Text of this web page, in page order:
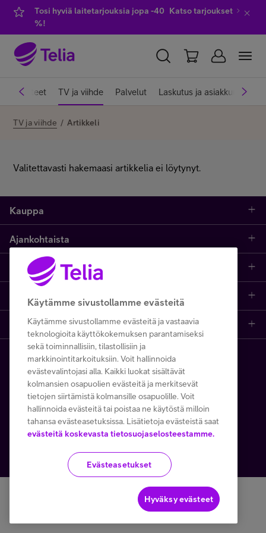
Tosi hyviä laitetarjouksia jopa -40
%!
Katso tarjoukset
YKSITYISILLE YRITYKSILLE WHOLESALE
Laitteet
TV ja viihde
Asiakastuki
Minun Telia
EN SV
Laitteet TV ja viihde Palvelut Laskutus ja asiakkuus
TV ja viihde / Artikkeli
Valitettavasti hakemaasi artikkelia ei löytynyt.
Kauppa
Puhelimet
Puhelinliittymät
Mobiililaajakaista
Kodin laajakaista
Prepaid-liittymät
TV ja viihde
MTV Katsomo
Kierrätysetu
Ajankohtaista
Tarjoukset
iPhone 17
Samsung S26
Viaplay
TV-ohjelmat
Suoratoistopalvelut
Asiakasedut
Asiakastuki netissä
Etsi apua ja ohjeita
Tilauksen peruuttaminen
Opi ja inspiroidu
Nopeustesti (speed test)
Hinnastot
Kaapeleiden sijaintitiedot
Ota yhteyttä
Asiakaspalvelun yhteystiedot
Asioi kirjautuneena
Etsi Telia Kauppa
Yhteystiedot yrityksille
Telia Finland
Telia yrityksenä
Medialle
Avoimet työpaikat
Turvaverkko
Copyright Telia Company 2026 Tietosuoja ja -turva
Käyttöehdot Evästeiden käyttö
Toimitusehdot ja palvelukuvaukset
Käytämme sivustollamme evästeitä
Käytämme sivustollamme evästeitä ja vastaavia
teknologioita käyttökokemuksen parantamiseksi
sekä toiminnallisiin, tilastollisiin ja
markkinointitarkoituksiin. Voit hallinnoida
evästevalintojasi alla. Kaikki luokat sisältävät
kolmansien osapuolien evästeitä ja merkitsevät
tietojen siirtämistä kolmansille osapuolille. Voit
hallinnoida evästeitä tai poistaa ne käytöstä milloin
tahansa evästeasetuksissa. Lisätietoja evästeistä saat
evästeitä koskevasta tietosuojaselosteestamme.
Evästeasetukset
Hyväksy evästeet